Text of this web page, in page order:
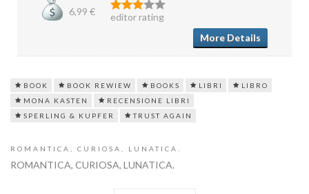
6,99 €
editor rating
More Details
BOOK BOOK REWIEW BOOKS LIBRI
LIBRO
MONA KASTEN
RECENSIONE LIBRI
SPERLING & KUPFER
TRUST AGAIN
ROMANTICA, CURIOSA, LUNATICA.
ROMANTICA, CURIOSA, LUNATICA.